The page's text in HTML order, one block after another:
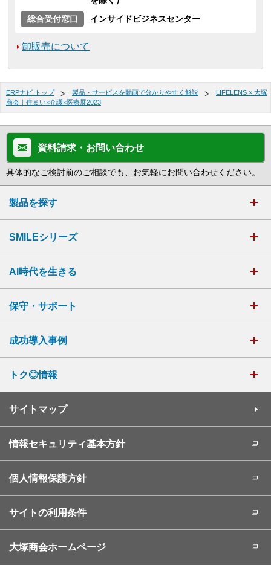
総合受付窓口
インサイドビジネスセンター
卸販売について
ERPナビ トップ 製品・サービスを動画で分かりやすく解説
LIFELENS × 大塚
商会｜住まい×介護×医療展2023
資料請求・お問い合わせ
具体的なご検討前のご相談でも、お気軽にお問い合わせください。
製品を探す
SMILEシリーズ
AI時代を生きる
保守・サポート
成功導入事例
トク◎情報
サイトマップ
情報セキュリティ基本方針
個人情報保護方針
サイトの利用条件
大塚商会ホームページ